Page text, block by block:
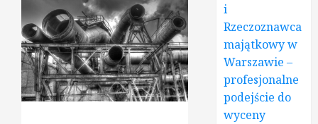
i
Rzeczoznawca
majątkowy w
Warszawie –
profesjonalne
podejście do
wyceny